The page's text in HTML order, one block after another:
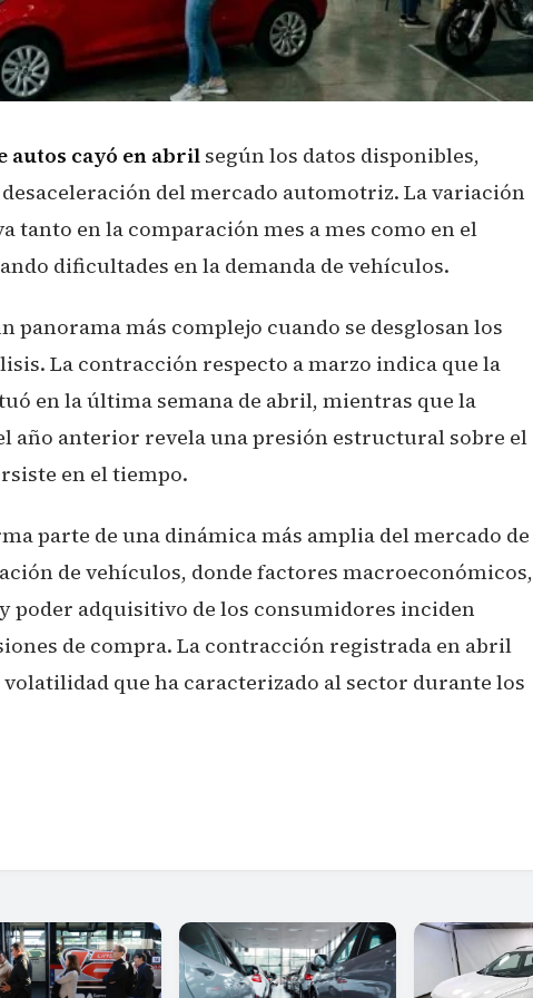
autos cayó en abrilsegún los datos disponibles,
del mercado automotriz. La variación
tanto en la comparación mes a mes como en el
dificultades en la demanda de vehículos.
panorama más complejo cuando se desglosan los
La contracción respecto a marzo indica que la
en la última semana de abril, mientras que la
año anterior revela una presión estructural sobre el
en el tiempo.
parte de una dinámica más amplia del mercado de
de vehículos, donde factores macroeconómicos,
poder adquisitivo de los consumidores inciden
de compra. La contracción registrada en abril
volatilidad que ha caracterizado al sector durante los